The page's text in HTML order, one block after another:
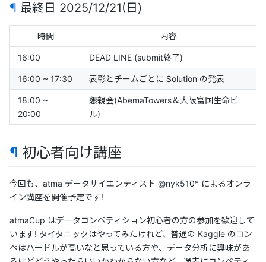
¶ 最終日 2025/12/21(日)
時間 内容
16:00 DEAD LINE (submit終了)
16:00 ~ 17:30 表彰とチームごとに Solution の発表
18:00 ~
20:00
懇親会(AbemaTowers＆大阪富国生命ビ
ル)
¶ 初心者向け講座
今回も、atma データサイエンティスト @nyk510* によるオンラ
イン講座を開催予定です!
atmaCup はデータコンペティション初心者の方の参加を歓迎して
います! タイタニックはやってみたけれど、普通の Kaggle のコン
ペはハードルが高いなと思っている方や、データ分析に興味があ